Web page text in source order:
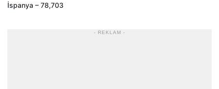
İspanya – 78,703
- REKLAM -